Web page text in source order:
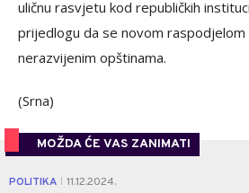
uličnu rasvjetu kod republičkih
prijedlogu da se novom
nerazvijenim opštinama.
(Srna)
MOŽDA ĆE VAS ZANIMATI
POLITIKA 11.12.2024.